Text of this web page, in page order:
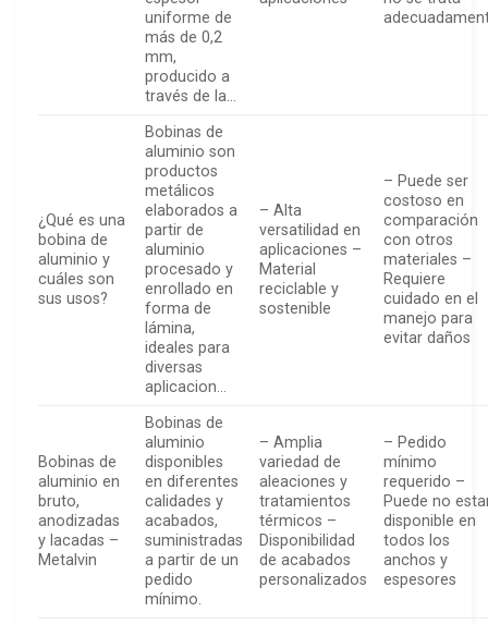
uniforme de
más de 0,2
mm,
producido a
través de la…
¿Qué es una
bobina de
aluminio y
cuáles son
sus usos?
Bobinas de
aluminio son
productos
metálicos
elaborados a
partir de
aluminio
procesado y
enrollado en
forma de
lámina,
ideales para
diversas
aplicacion…
– Alta
versatilidad en
aplicaciones –
Material
reciclable y
sostenible
– Puede ser
costoso en
comparación
con otros
materiales –
Requiere
cuidado en el
manejo para
evitar daños
Bobinas de
aluminio en
bruto,
anodizadas
y lacadas –
Metalvin
Bobinas de
aluminio
disponibles
en diferentes
calidades y
acabados,
suministradas
a partir de un
pedido
mínimo.
– Amplia
variedad de
aleaciones y
tratamientos
térmicos –
Disponibilidad
de acabados
personalizados
– Pedido
mínimo
requerido –
Puede no
disponible en
todos los
anchos y
espesores